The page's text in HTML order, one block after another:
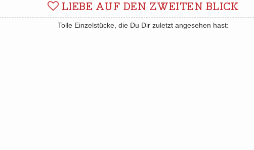
LIEBE AUF DEN ZWEITEN BLICK
Tolle Einzelstücke, die Du Dir zuletzt angesehen hast: